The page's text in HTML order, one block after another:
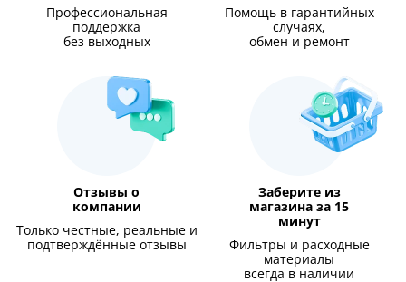
Профессиональная
поддержка
без выходных
Помощь в гарантийных
случаях,
обмен и ремонт
Отзывы о
компании
Только честные, реальные и
подтверждённые отзывы
Заберите из
магазина за 15
минут
Фильтры и расходные
материалы
всегда в наличии